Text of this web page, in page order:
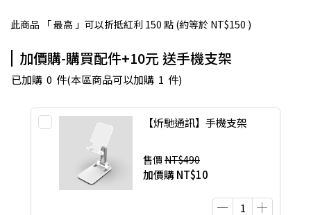
此商品 「 最高 」可以折抵紅利 150 點 (約等於 NT$150 )
加價購-購買配件+10元 送手機支架
已加購 0 件(本區商品可以加購 1 件)
【炘馳通訊】手機支架
售價 NT$490
加價購NT$10